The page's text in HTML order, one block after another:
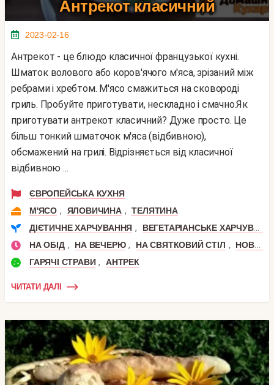
Антрекот класичний
2023-02-16
Антрекот - це блюдо класичної французької кухні.
Шматок волового або коров'ячого м'яса, зрізаний між
ребрами і хребтом. М'ясо смажиться на сковороді
гриль. Пробуйте приготувати, нескладно і смачно.Як
приготувати антрекот класичний? Дуже просто. Це
більш тонкий шматочок м'яса (відбивною),
обсмажений на грилі. Відрізняється від класичної
відбивною ...
ЄВРОПЕЙСЬКА КУХНЯ
М'ЯСО , ЯЛОВИЧИНА , ТЕЛЯТИНА
ДІЄТИЧНЕ ХАРЧУВАННЯ ,
ВЕГЕТАРІАНСЬКЕ ХАРЧУВАННЯ
НА ОБІД , НА ВЕЧЕРЮ , НА СВЯТКОВИЙ СТІЛ ,
НОВИЙ РІК
ГАРЯЧІ СТРАВИ , АНТРЕК
ЧИТАТИ ДАЛІ